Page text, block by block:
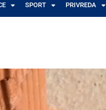
SPORT PRIVREDA